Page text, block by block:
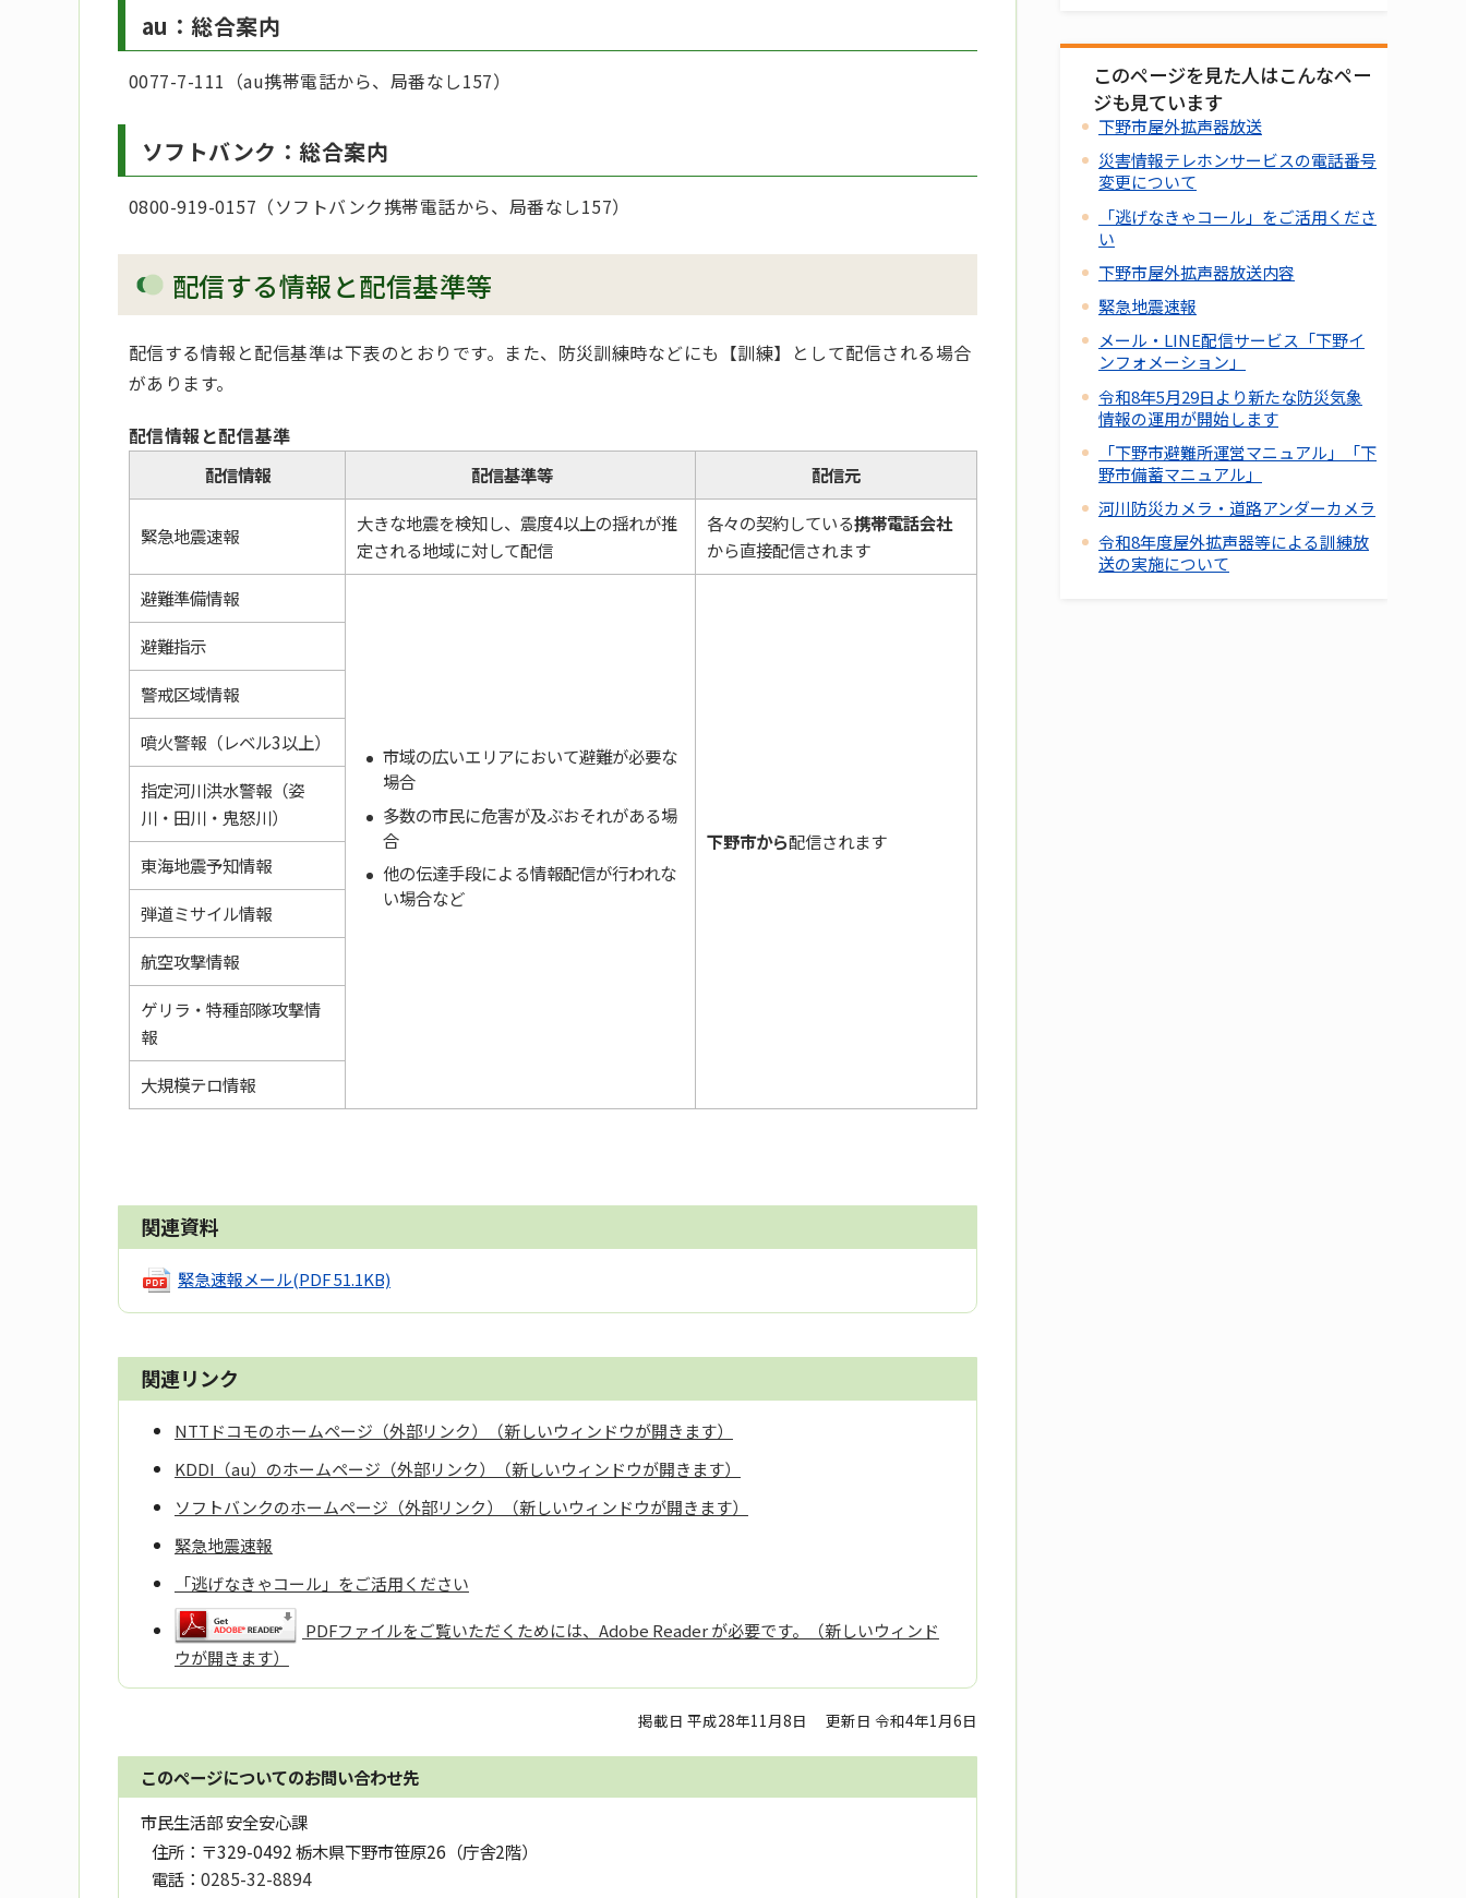
au：総合案内
0077-7-111（au携帯電話から、局番なし157）
ソフトバンク：総合案内
0800-919-0157（ソフトバンク携帯電話から、局番なし157）
配信する情報と配信基準等
配信する情報と配信基準は下表のとおりです。また、防災訓練時などにも【訓練】として配信される場合
があります。
配信情報と配信基準
配信情報 配信基準等 配信元
緊急地震速報
大きな地震を検知し、震度4以上の揺れが推
定される地域に対して配信
各々の契約している携帯電話会社
から直接配信されます
避難準備情報
市域の広いエリアにおいて避難が必要な
場合
多数の市民に危害が及ぶおそれがある場
合
他の伝達手段による情報配信が行われな
い場合など
下野市から配信されます
避難指示
警戒区域情報
噴火警報（レベル3以上）
指定河川洪水警報（姿
川・田川・鬼怒川）
東海地震予知情報
弾道ミサイル情報
航空攻撃情報
ゲリラ・特種部隊攻撃情
報
大規模テロ情報
関連資料
緊急速報メール(PDF 51.1KB)
関連リンク
NTTドコモのホームページ（外部リンク）（新しいウィンドウが開きます）
KDDI（au）のホームページ（外部リンク）（新しいウィンドウが開きます）
ソフトバンクのホームページ（外部リンク）（新しいウィンドウが開きます）
緊急地震速報
「逃げなきゃコール」をご活用ください
PDFファイルをご覧いただくためには、Adobe Reader が必要です。（新しいウィンド
ウが開きます）
掲載日 平成28年11月8日 更新日 令和4年1月6日
このページについてのお問い合わせ先
市民生活部 安全安心課
住所： 〒329-0492 栃木県下野市笹原26（庁舎2階）
電話： 0285-32-8894
このページを見た人はこんなペー
ジも見ています
下野市屋外拡声器放送
災害情報テレホンサービスの電話番号
変更について
「逃げなきゃコール」をご活用くださ
い
下野市屋外拡声器放送内容
緊急地震速報
メール・LINE配信サービス「下野イ
ンフォメーション」
令和8年5月29日より新たな防災気象
情報の運用が開始します
「下野市避難所運営マニュアル」「下
野市備蓄マニュアル」
河川防災カメラ・道路アンダーカメラ
令和8年度屋外拡声器等による訓練放
送の実施について